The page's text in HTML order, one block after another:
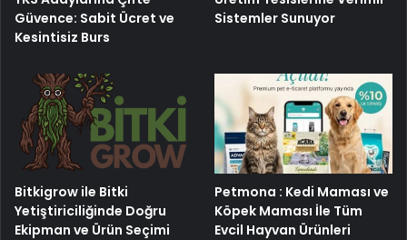
Güvence: Sabit Ücret ve
Kesintisiz Burs
Sistemler Sunuyor
Bitkigrow ile Bitki
Yetiştiriciliğinde Doğru
Ekipman ve Ürün Seçimi
Petmona : Kedi Maması ve
Köpek Maması İle Tüm
Evcil Hayvan Ürünleri